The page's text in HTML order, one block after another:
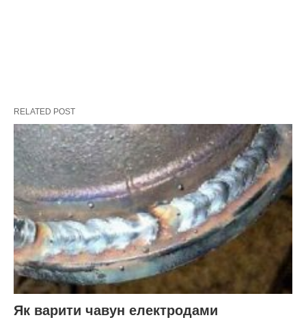
RELATED POST
Як варити чавун електродами